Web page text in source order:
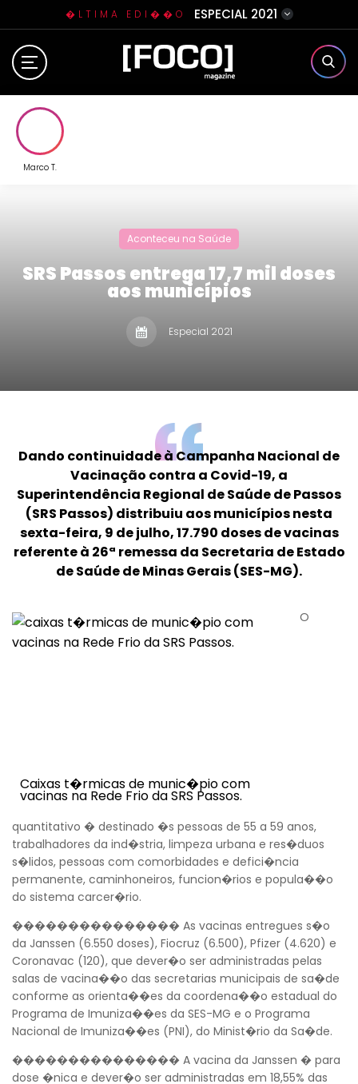
�LTIMA EDI��O ESPECIAL 2021
Home
Contato
Marco T.
Aconteceu na Saúde
SRS Passos entrega 17,7 mil doses
aos municípios
Especial 2021
Dando continuidade à Campanha Nacional de
Vacinação contra a Covid-19, a
Superintendência Regional de Saúde de Passos
(SRS Passos) distribuiu aos municípios nesta
sexta-feira, 9 de julho, 17.790 doses de vacinas
referente à 26ª remessa da Secretaria de Estado
de Saúde de Minas Gerais (SES-MG).
Caixas t�rmicas de munic�pio com
vacinas na Rede Frio da SRS Passos.
O
quantitativo � destinado �s pessoas de 55 a 59 anos,
trabalhadores da ind�stria, limpeza urbana e res�duos
s�lidos, pessoas com comorbidades e defici�ncia
permanente, caminhoneiros, funcion�rios e popula��o
do sistema carcer�rio.
��������������� As vacinas entregues s�o
da Janssen (6.550 doses), Fiocruz (6.500), Pfizer (4.620) e
Coronavac (120), que dever�o ser administradas pelas
salas de vacina��o das secretarias municipais de sa�de
conforme as orienta��es da coordena��o estadual do
Programa de Imuniza��es da SES-MG e o Programa
Nacional de Imuniza��es (PNI), do Minist�rio da Sa�de.
��������������� A vacina da Janssen � para
dose �nica e dever�o ser administradas em 18,55% das